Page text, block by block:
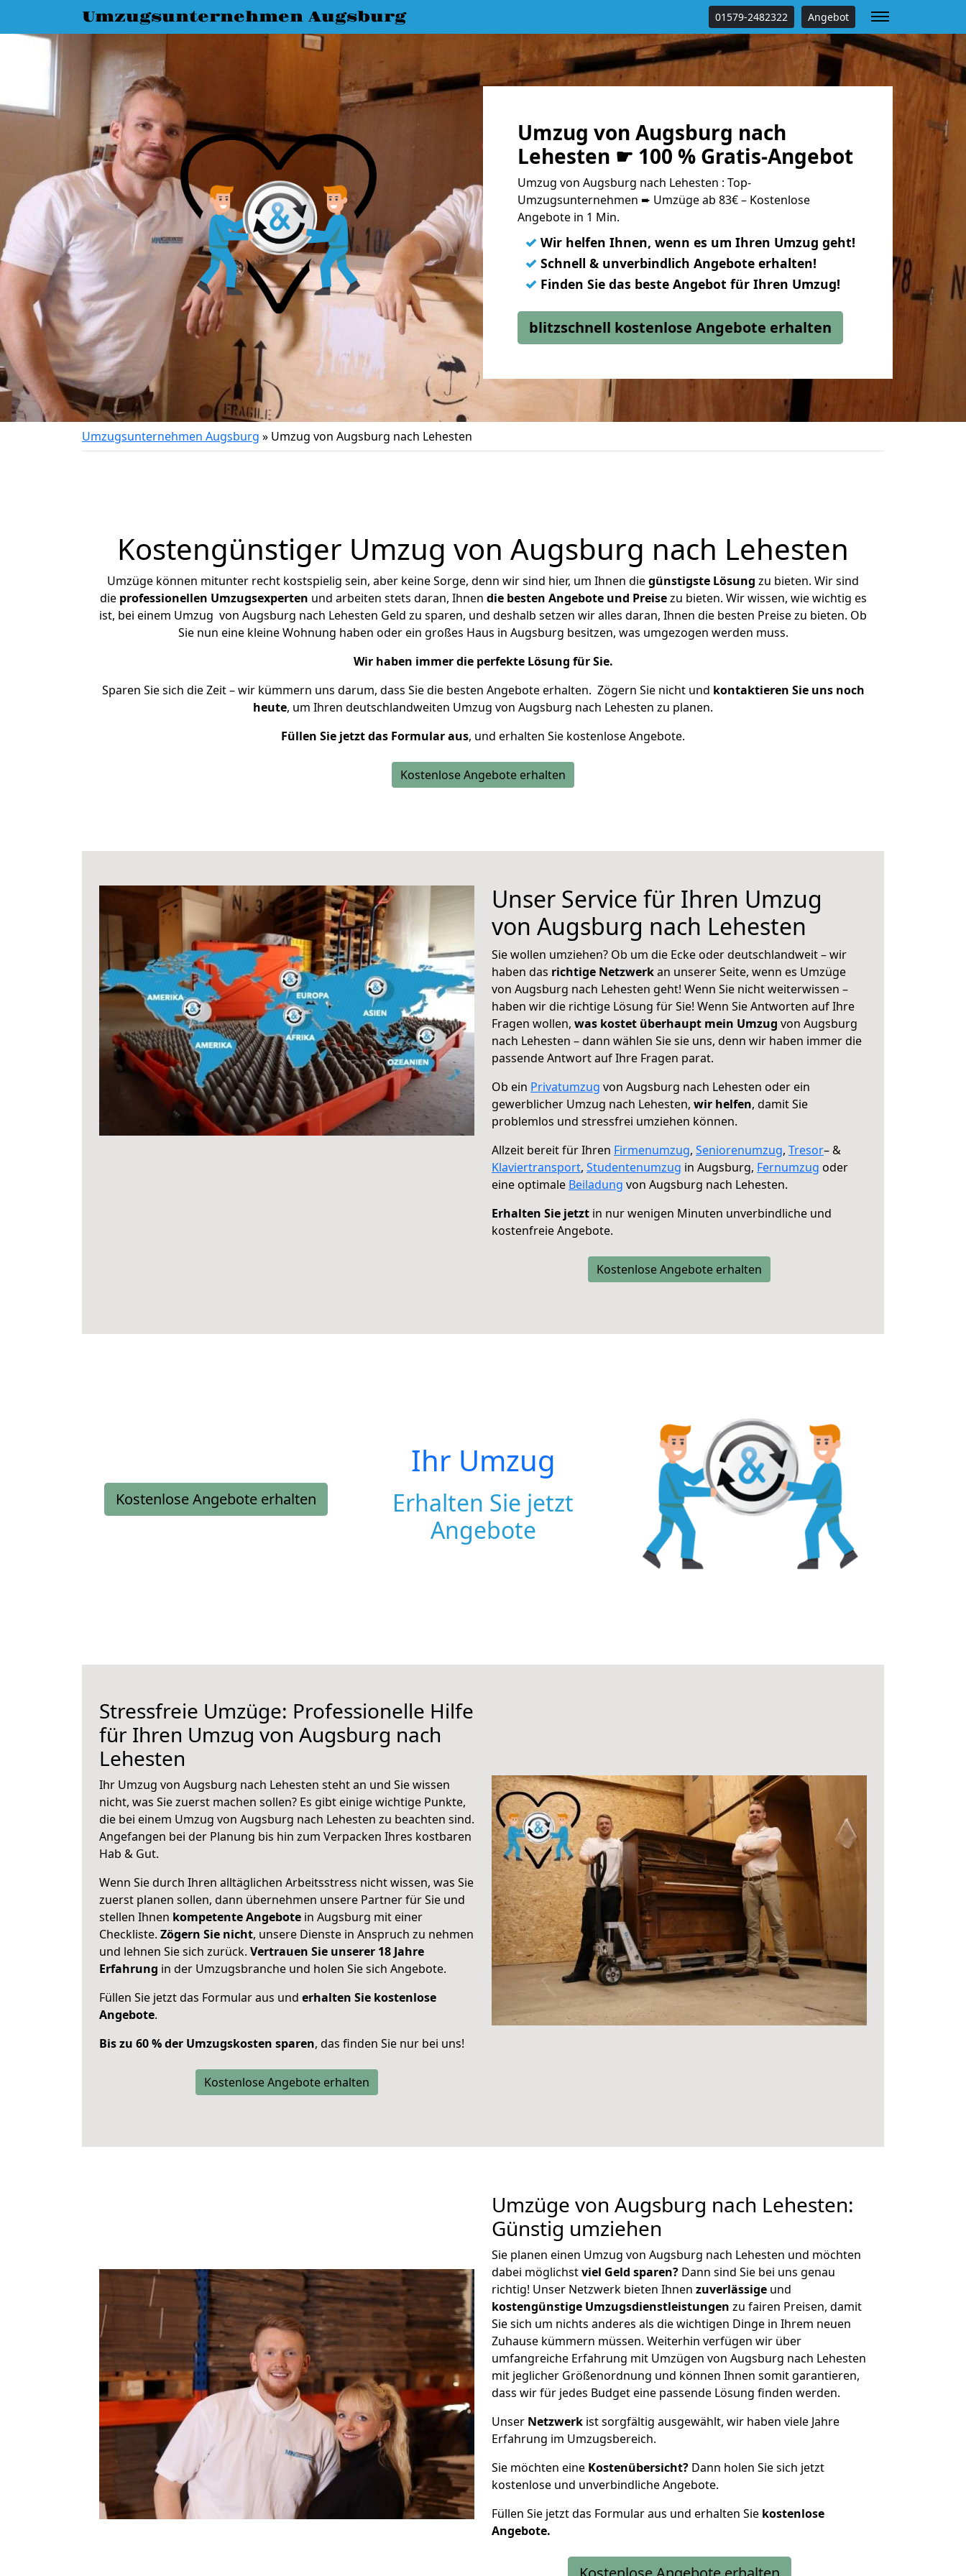
Umzugsunternehmen Augsburg 01579-2482322 Angebot
Umzug von Augsburg nach
Lehesten ☛ 100 % Gratis-Angebot
Umzug von Augsburg nach Lehesten : Top-
Umzugsunternehmen ➨ Umzüge ab 83€ – Kostenlose
Angebote in 1 Min.
✓ Wir helfen Ihnen, wenn es um Ihren Umzug geht!
✓ Schnell & unverbindlich Angebote erhalten!
✓ Finden Sie das beste Angebot für Ihren Umzug!
blitzschnell kostenlose Angebote erhalten
Umzugsunternehmen Augsburg » Umzug von Augsburg nach Lehesten
Kostengünstiger Umzug von Augsburg nach Lehesten
Umzüge können mitunter recht kostspielig sein, aber keine Sorge, denn wir sind hier, um Ihnen diegünstigste Lösung zu bieten. Wir sind
die professionellen Umzugsexperten und arbeiten stets daran, Ihnen die besten Angebote und Preisezu bieten. Wir wissen, wie wichtig es
ist, bei einem Umzug von Augsburg nach Lehesten Geld zu sparen, und deshalb setzen wir alles daran, Ihnen die besten Preise zu bieten. Ob
Sie nun eine kleine Wohnung haben oder ein großes Haus in Augsburg besitzen, was umgezogen werden muss.
Wir haben immer die perfekte Lösung für Sie.
Sparen Sie sich die Zeit – wir kümmern uns darum, dass Sie die besten Angebote erhalten. Zögern Sie nicht und kontaktieren Sie uns noch
heute, um Ihren deutschlandweiten Umzug von Augsburg nach Lehesten zu planen.
Füllen Sie jetzt das Formular aus, und erhalten Sie kostenlose Angebote.
Kostenlose Angebote erhalten
Unser Service für Ihren Umzug
von Augsburg nach Lehesten
Sie wollen umziehen? Ob um die Ecke oder deutschlandweit – wir
haben das richtige Netzwerkan unserer Seite, wenn es Umzüge
von Augsburg nach Lehesten geht! Wenn Sie nicht weiterwissen –
haben wir die richtige Lösung für Sie! Wenn Sie Antworten auf Ihre
Fragen wollen, was kostet überhaupt mein Umzug von Augsburg
nach Lehesten – dann wählen Sie sie uns, denn wir haben immer die
passende Antwort auf Ihre Fragen parat.
Ob ein Privatumzug von Augsburg nach Lehesten oder ein
gewerblicher Umzug nach Lehesten, wir helfen, damit Sie
problemlos und stressfrei umziehen können.
Allzeit bereit für Ihren Firmenumzug, Seniorenumzug, Tresor– &
Klaviertransport, Studentenumzug in Augsburg, Fernumzug oder
eine optimale Beiladung von Augsburg nach Lehesten.
Erhalten Sie jetzt in nur wenigen Minuten unverbindliche und
kostenfreie Angebote.
Kostenlose Angebote erhalten
Kostenlose Angebote erhalten
Ihr Umzug
Erhalten Sie jetzt
Angebote
Stressfreie Umzüge: Professionelle Hilfe
für Ihren Umzug von Augsburg nach
Lehesten
Ihr Umzug von Augsburg nach Lehesten steht an und Sie wissen
nicht, was Sie zuerst machen sollen? Es gibt einige wichtige Punkte,
die bei einem Umzug von Augsburg nach Lehesten zu beachten sind.
Angefangen bei der Planung bis hin zum Verpacken Ihres kostbaren
Hab & Gut.
Wenn Sie durch Ihren alltäglichen Arbeitsstress nicht wissen, was Sie
zuerst planen sollen, dann übernehmen unsere Partner für Sie und
stellen Ihnen kompetente Angebote in Augsburg mit einer
Checkliste. Zögern Sie nicht, unsere Dienste in Anspruch zu nehmen
und lehnen Sie sich zurück. Vertrauen Sie unserer 18 Jahre
Erfahrung in der Umzugsbranche und holen Sie sich Angebote.
Füllen Sie jetzt das Formular aus und erhalten Sie kostenlose
Angebote.
Bis zu 60 % der Umzugskosten sparen, das finden Sie nur bei uns!
Kostenlose Angebote erhalten
Umzüge von Augsburg nach Lehesten:
Günstig umziehen
Sie planen einen Umzug von Augsburg nach Lehesten und möchten
dabei möglichstviel Geld sparen? Dann sind Sie bei uns genau
richtig! Unser Netzwerk bieten Ihnen zuverlässige und
kostengünstige Umzugsdienstleistungen zu fairen Preisen, damit
Sie sich um nichts anderes als die wichtigen Dinge in Ihrem neuen
Zuhause kümmern müssen. Weiterhin verfügen wir über
umfangreiche Erfahrung mit Umzügen von Augsburg nach Lehesten
mit jeglicher Größenordnung und können Ihnen somit garantieren,
dass wir für jedes Budget eine passende Lösung finden werden.
Unser Netzwerk ist sorgfältig ausgewählt, wir haben viele Jahre
Erfahrung im Umzugsbereich.
Sie möchten eine Kostenübersicht? Dann holen Sie sich jetzt
kostenlose und unverbindliche Angebote.
Füllen Sie jetzt das Formular aus und erhalten Sie kostenlose
Angebote.